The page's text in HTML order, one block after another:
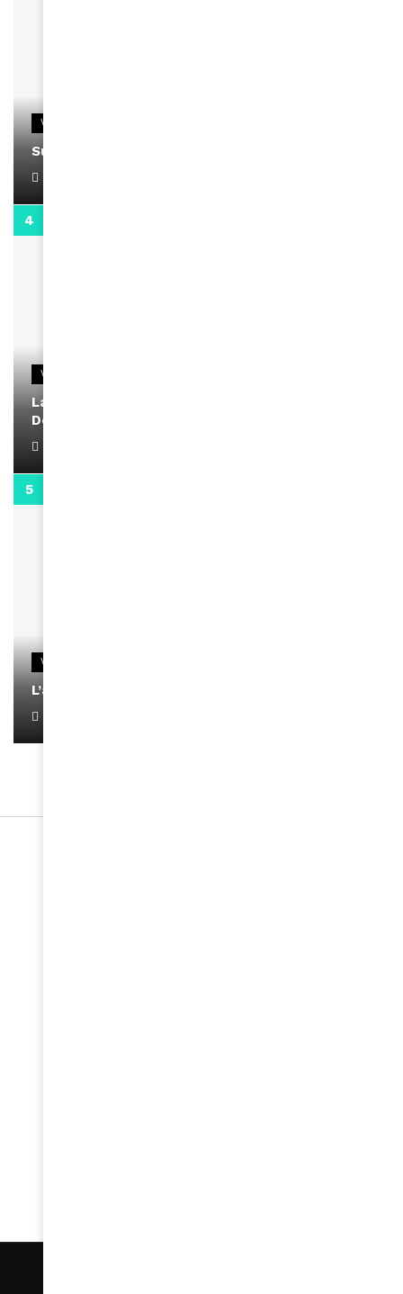
VIDEOS
Support Black Business Wee-kend
VIDEOS
La rubrique santé speciale coronavirus du
Docteur Makanda
VIDEOS
L’artiste Yoan s’exprime